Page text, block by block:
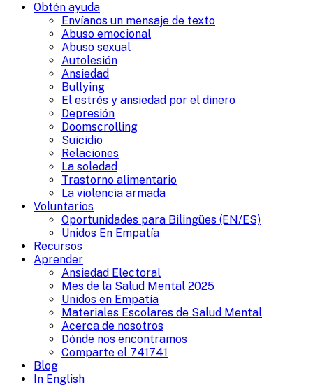
Obtén ayuda
Envíanos un mensaje de texto
Abuso emocional
Abuso sexual
Autolesión
Ansiedad
Bullying
El estrés y ansiedad por el dinero
Depresión
Doomscrolling
Suicidio
Relaciones
La soledad
Trastorno alimentario
La violencia armada
Voluntarios
Oportunidades para Bilingües (EN/ES)
Unidos En Empatía
Recursos
Aprender
Ansiedad Electoral
Mes de la Salud Mental 2025
Unidos en Empatía
Materiales Escolares de Salud Mental
Acerca de nosotros
Dónde nos encontramos
Comparte el 741741
Blog
In English